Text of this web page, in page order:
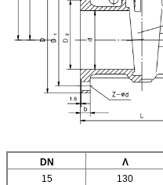
DN Λ
15
130